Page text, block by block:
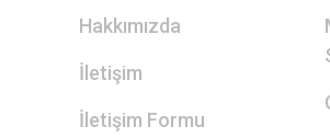
Hakkımızda
İletişim
İletişim Formu